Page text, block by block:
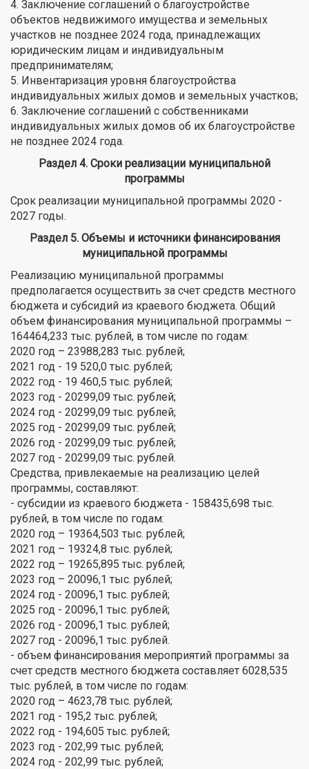
4. Заключение соглашений о благоустройстве
объектов недвижимого имущества и земельных
участков не позднее 2024 года, принадлежащих
юридическим лицам и индивидуальным
предпринимателям;
5. Инвентаризация уровня благоустройства
индивидуальных жилых домов и земельных участков;
6. Заключение соглашений с собственниками
индивидуальных жилых домов об их благоустройстве
не позднее 2024 года.
Раздел 4. Сроки реализации муниципальной
программы
Срок реализации муниципальной программы 2020 -
2027 годы.
Раздел 5. Объемы и источники финансирования
муниципальной программы
Реализацию муниципальной программы
предполагается осуществить за счет средств местного
бюджета и субсидий из краевого бюджета. Общий
объем финансирования муниципальной программы –
164464,233 тыс. рублей, в том числе по годам:
2020 год – 23988,283 тыс. рублей;
2021 год - 19 520,0 тыс. рублей;
2022 год - 19 460,5 тыс. рублей;
2023 год - 20299,09 тыс. рублей;
2024 год - 20299,09 тыс. рублей;
2025 год - 20299,09 тыс. рублей;
2026 год - 20299,09 тыс. рублей;
2027 год - 20299,09 тыс. рублей.
Средства, привлекаемые на реализацию целей
программы, составляют:
- субсидии из краевого бюджета - 158435,698 тыс.
рублей, в том числе по годам:
2020 год – 19364,503 тыс. рублей;
2021 год – 19324,8 тыс. рублей;
2022 год – 19265,895 тыс. рублей;
2023 год – 20096,1 тыс. рублей;
2024 год - 20096,1 тыс. рублей;
2025 год - 20096,1 тыс. рублей;
2026 год - 20096,1 тыс. рублей;
2027 год - 20096,1 тыс. рублей.
- объем финансирования мероприятий программы за
счет средств местного бюджета составляет 6028,535
тыс. рублей, в том числе по годам:
2020 год – 4623,78 тыс. рублей;
2021 год - 195,2 тыс. рублей;
2022 год - 194,605 тыс. рублей;
2023 год - 202,99 тыс. рублей;
2024 год - 202,99 тыс. рублей;